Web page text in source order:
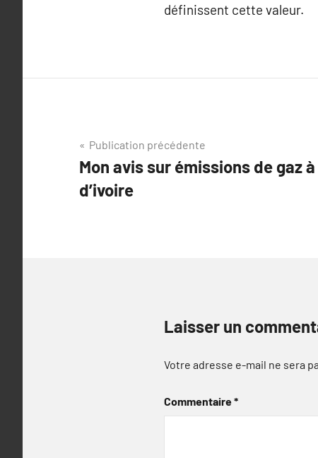
définissent cette valeur.
Navigation
de
l’article
Publication précédente
Mon avis sur émissions de gaz
d’ivoire
Laisser un
Votre adresse e-mail ne sera
Commentaire*